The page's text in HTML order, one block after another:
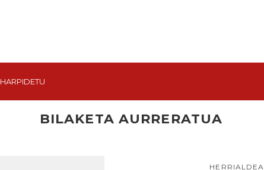
HARPIDETU
BILAKETA AURRERATUA
HERRIALDEA